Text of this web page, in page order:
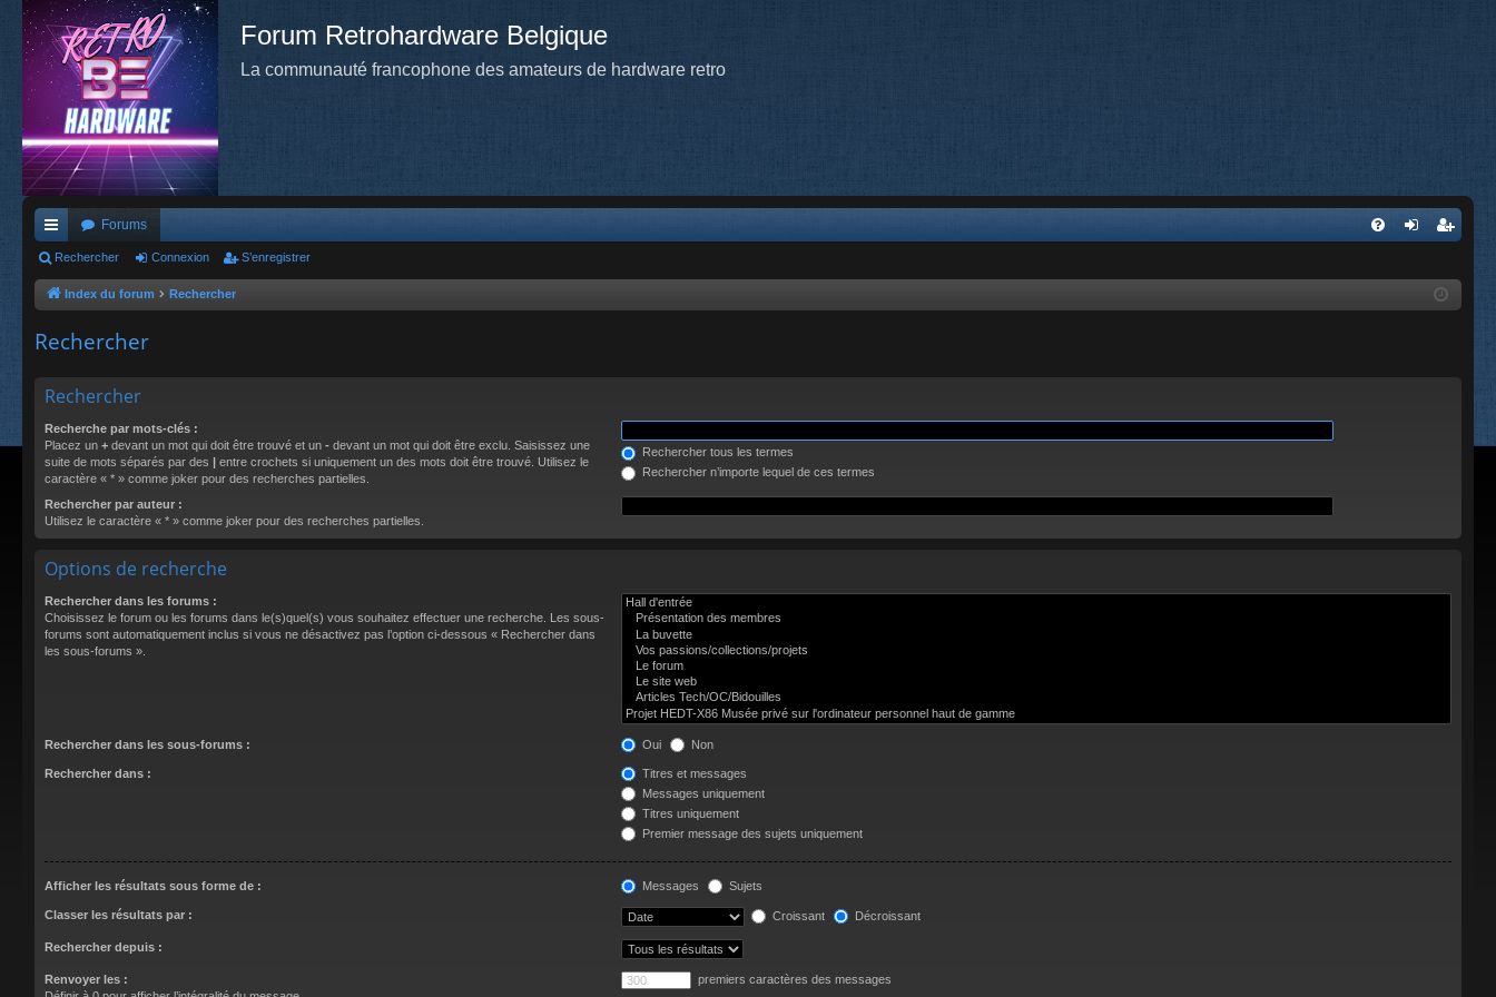
Forum Retrohardware Belgique
La communauté francophone des amateurs de hardware retro
cc
ès
de
Forums
nr
Rechercher Connexion S’enregistrer
Index du forum Rechercher
Rechercher
Rechercher
Recherche par mots-clés :
Placez un + devant un mot qui doit être trouvé et un - devant un mot qui doit être exclu. Saisissez une
suite de mots séparés par des | entre crochets si uniquement un des mots doit être trouvé. Utilisez le
caractère « * » comme joker pour des recherches partielles.
Rechercher tous les termes
Rechercher n’importe lequel de ces termes
Rechercher par auteur :
Utilisez le caractère « * » comme joker pour des recherches partielles.
Options de recherche
Rechercher dans les forums :
Choisissez le forum ou les forums dans le(s)quel(s) vous souhaitez effectuer une recherche. Les sous-
forums sont automatiquement inclus si vous ne désactivez pas l’option ci-dessous « Rechercher dans
les sous-forums ».
Rechercher dans les sous-forums : Oui Non
Rechercher dans :
Titres et messages
Messages uniquement
Titres uniquement
Premier message des sujets uniquement
Afficher les résultats sous forme de : Messages Sujets
Classer les résultats par : Croissant Décroissant
Rechercher depuis :
Renvoyer les :
premiers caractères des messages